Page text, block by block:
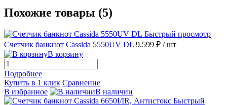
Похожие товары (5)
Быстрый просмотр
Счетчик банкнот Cassida 5550UV DL 9.599 ₽ / шт
В корзину
Подробнее
Купить в 1 клик Сравнение
В избранное
В наличии
Быстрый